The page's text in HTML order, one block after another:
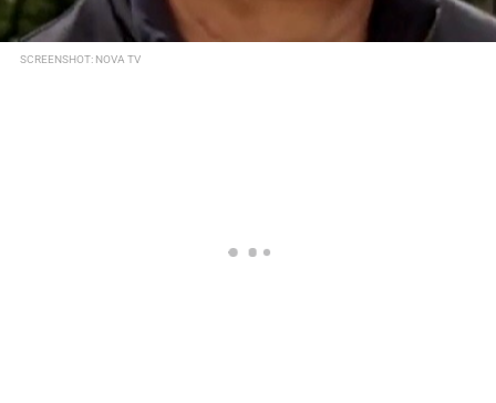
SCREENSHOT: NOVA TV